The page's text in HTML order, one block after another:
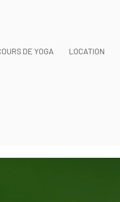
DE YOGA LOCATION